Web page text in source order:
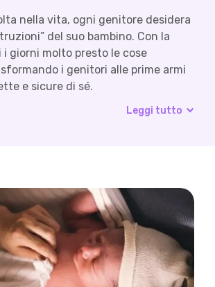
nella vita, ogni genitore desidera
del suo bambino. Con la
giorni molto presto le cose
i genitori alle prime armi
e sicure di sé.
Leggi tutto